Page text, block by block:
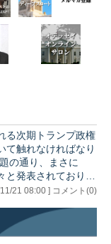
る次期トランプ政権
て触れなければなり
と発表されておりま
21 08:00 ] コメント(0)